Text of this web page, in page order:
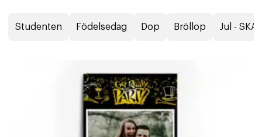
Studenten Födelsedag Dop Bröllop Jul -